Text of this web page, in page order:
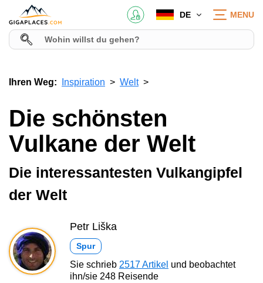
DE MENU
Ihren Weg: Inspiration Welt
Die schönsten
Vulkane der Welt
Die interessantesten Vulkangipfel
der Welt
Petr Liška
Spur
Sie schrieb 2517 Artikel und beobachtet
ihn/sie 248 Reisende